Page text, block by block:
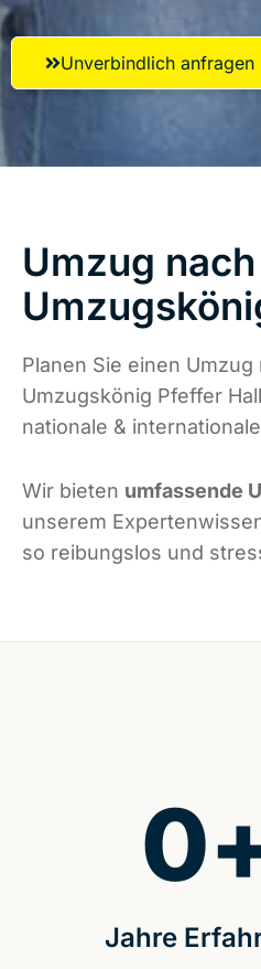
Unverbindlich anfragen
Umzug
Planen Sie einen
Umzugskönig Pfeffer
nationale &
Wir bieten umfassende
unserem
so reibungslos und
Jahre
0